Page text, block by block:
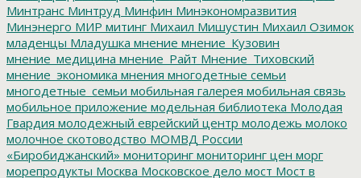
Минтранс Минтруд Минфин Минэкономразвития
Минэнерго МИР митинг Михаил Мишустин Михаил Озимок
младенцы Младушка мнение мнение_Кузовин
мнение_медицина мнение_Райт Мнение_Тиховский
мнение_экономика мнения многодетные семьи
многодетные_семьи мобильная галерея мобильная связь
мобильное приложение модельная библиотека Молодая
Гвардия молодежный еврейский центр молодежь молоко
молочное скотоводство МОМВД России
«Биробиджанский» мониторинг мониторинг цен морг
морепродукты Москва Московское дело мост Мост в